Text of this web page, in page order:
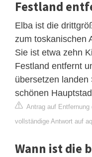
Festland
Elba ist die
zum toskanischen
Sie ist etwa zehn
Festland entfernt
übersetzen
schönen
Antrag auf Entfernung
vollständige Antwort auf
Wann ist die